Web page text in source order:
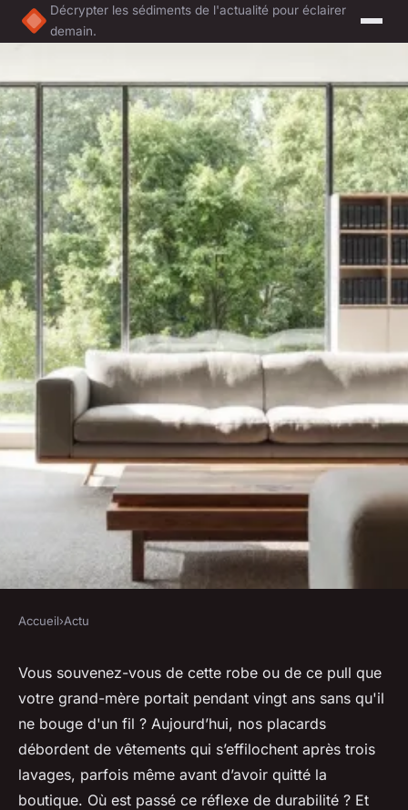
Décrypter les sédiments de l'actualité pour éclairer
demain.
Mode durable : explorez les
choix éthiques de Noo
Gordon•05/05/2026 12:15• 12 min de lecture
Accueil›Actu
Vous souvenez-vous de cette robe ou de ce pull que
votre grand-mère portait pendant vingt ans sans qu'il
ne bouge d'un fil ? Aujourd’hui, nos placards
débordent de vêtements qui s’effilochent après trois
lavages, parfois même avant d’avoir quitté la
boutique. Où est passé ce réflexe de durabilité ? Et